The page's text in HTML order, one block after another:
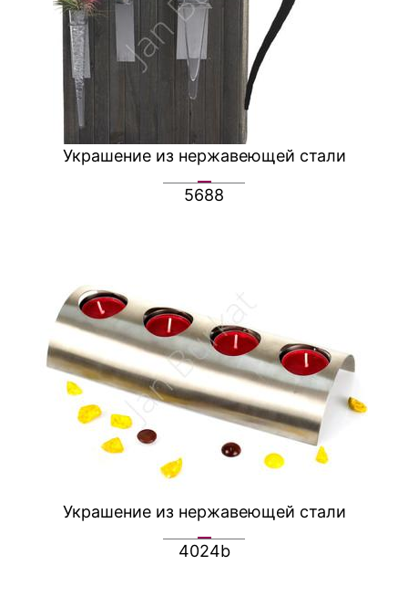
Украшение из нержавеющей стали
5688
Украшение из нержавеющей стали
4024b